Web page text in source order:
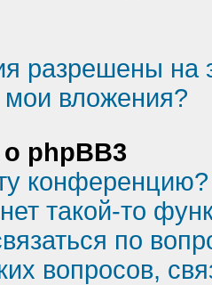
разрешены на
вложения?
phpBB3
конференцию?
такой-то
по
вопросов,